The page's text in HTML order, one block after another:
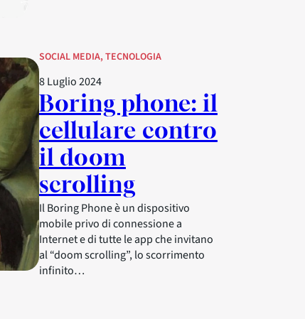
SOCIAL MEDIA, TECNOLOGIA
8 Luglio 2024
Boring phone: il
cellulare contro
il doom
scrolling
Il Boring Phone è un dispositivo
mobile privo di connessione a
Internet e di tutte le app che invitano
al “doom scrolling”, lo scorrimento
infinito…